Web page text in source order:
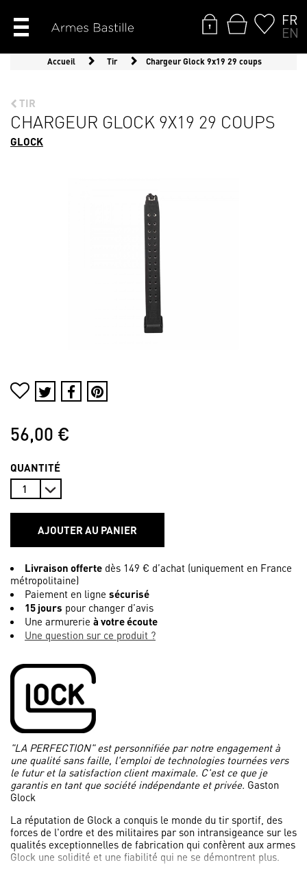
FR
EN
Accueil Tir Chargeur Glock 9x19 29 coups
TIR
CHARGEUR GLOCK 9X19 29 COUPS
GLOCK
56,00 €
QUANTITÉ
AJOUTER AU PANIER
Livraison offerte dès 149 € d’achat (uniquement en France
métropolitaine)
Paiement en ligne sécurisé
15 jours pour changer d’avis
Une armurerie à votre écoute
Une question sur ce produit ?
"LA PERFECTION" est personnifiée par notre engagement à
une qualité sans faille, l'emploi de technologies tournées vers
le futur et la satisfaction client maximale. C'est ce que je
garantis en tant que société indépendante et privée. Gaston
Glock
La réputation de Glock a conquis le monde du tir sportif, des
forces de l'ordre et des militaires par son intransigeance sur les
qualités exceptionnelles de fabrication qui confèrent aux armes
Glock une solidité et une fiabilité qui ne se démontrent plus.